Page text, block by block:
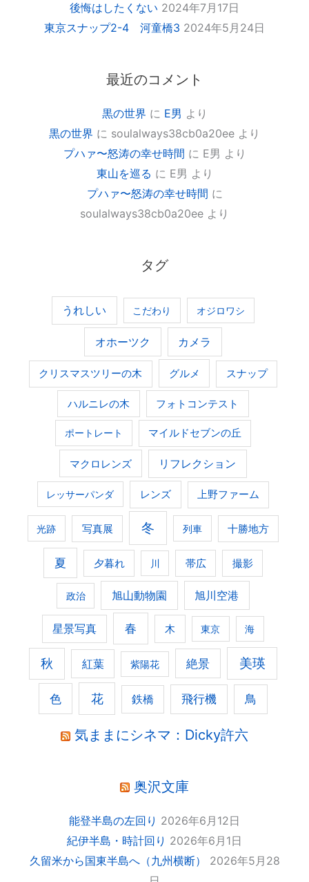
後悔はしたくない 2024年7月17日
東京スナップ2-4 河童橋3 2024年5月24日
最近のコメント
黒の世界 に E男 より
黒の世界 に soulalways38cb0a20ee より
プハァ〜怒涛の幸せ時間 に E男 より
東山を巡る に E男 より
プハァ〜怒涛の幸せ時間 に
soulalways38cb0a20ee より
タグ
うれしい こだわり オジロワシ
オホーツク カメラ
クリスマスツリーの木 グルメ スナップ
ハルニレの木 フォトコンテスト
ポートレート マイルドセブンの丘
マクロレンズ リフレクション
レッサーパンダ レンズ 上野ファーム
光跡 写真展 冬 列車 十勝地方
夏 夕暮れ 川 帯広 撮影
政治 旭山動物園 旭川空港
星景写真 春 木 東京 海
秋 紅葉 紫陽花 絶景 美瑛
色 花 鉄橋 飛行機 鳥
気ままにシネマ：Dicky許六
奥沢文庫
能登半島の左回り 2026年6月12日
紀伊半島・時計回り 2026年6月1日
久留米から国東半島へ（九州横断）
2026年5月28